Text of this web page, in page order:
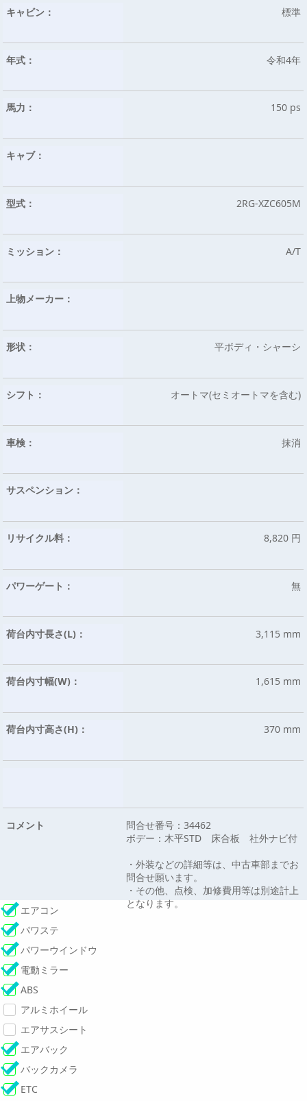
キャビン： 標準
年式： 令和4年
馬力： 150 ps
キャブ：
型式： 2RG-XZC605M
ミッション： A/T
上物メーカー：
形状： 平ボディ・シャーシ
シフト： オートマ(セミオートマを含む)
車検： 抹消
サスペンション：
リサイクル料： 8,820 円
パワーゲート： 無
荷台内寸長さ(L)： 3,115 mm
荷台内寸幅(W)： 1,615 mm
荷台内寸高さ(H)： 370 mm
コメント
問合せ番号：34462
ボデー：木平STD 床合板 社外ナビ付
・外装などの詳細等は、中古車部までお
問合せ願います。
・その他、点検、加修費用等は別途計上
となります。
エアコン
パワステ
パワーウインドウ
電動ミラー
ABS
アルミホイール
エアサスシート
エアバック
バックカメラ
ETC